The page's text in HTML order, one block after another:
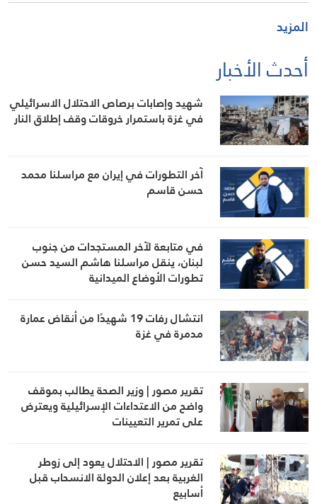
المزيد
أحدث الأخبار
شهيد وإصابات برصاص الاحتلال الاسرائيلي
في غزة باستمرار خروقات وقف إطلاق النار
آخر التطورات في إيران مع مراسلنا محمد
حسن قاسم
في متابعة لآخر المستجدات من جنوب
لبنان، ينقل مراسلنا هاشم السيد حسن
تطورات الأوضاع الميدانية
انتشال رفات 19 شهيدًا من أنقاض عمارة
مدمرة في غزة
تقرير مصور | وزير الصحة يطالب بموقف
واضح من الاعتداءات الإسرائيلية ويعترض
على تمرير التعيينات
تقرير مصور | الاحتلال يعود إلى زوطر
الغربية بعد إعلان الدولة الانسحاب قبل
أسابيع